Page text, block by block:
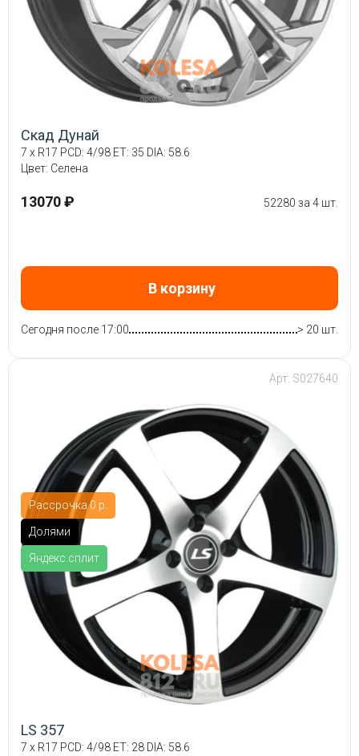
Скад Дунай
7 x R17 PCD: 4/98 ET: 35 DIA: 58.6
Цвет: Селена
13070 ₽ 52280 за 4 шт.
В корзину
Сегодня после 17:00 > 20 шт.
Рассрочка 0 р.
Долями
Яндекс.сплит
Арт: S027640
LS 357
7 x R17 PCD: 4/98 ET: 28 DIA: 58.6